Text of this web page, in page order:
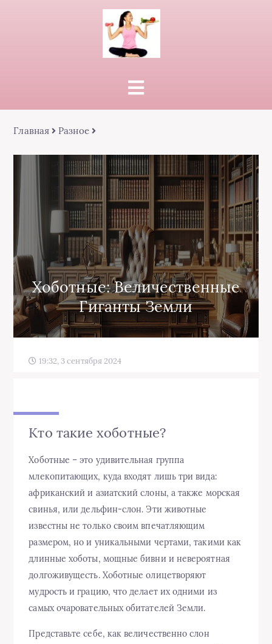
Главная Разное
Хоботные: Величественные
Гиганты Земли
19:32, 3 сентября 2024
Кто такие хоботные?
Хоботные – это удивительная группа
млекопитающих, куда входят лишь три вида:
африканский и азиатский слоны, а также морская
свинья, или дельфин-слон. Эти животные
известны не только своим впечатляющим
размером, но и уникальными чертами, такими как
длинные хоботы, мощные бивни и невероятная
долгоживущесть. Хоботные олицетворяют
мудрость и грацию, что делает их одними из
самых очаровательных обитателей Земли.
Представьте себе, как величественно слон